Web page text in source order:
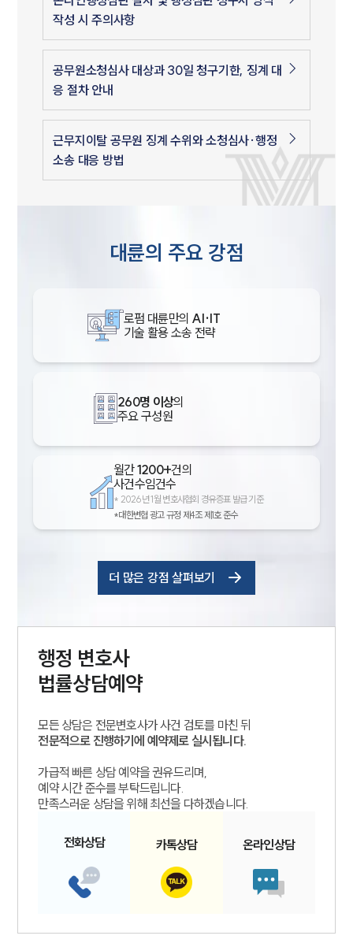
작성 시 주의사항
공무원소청심사 대상과 30일 청구기한, 징계 대
응 절차 안내
근무지이탈 공무원 징계 수위와 소청심사·행정
소송 대응 방법
대륜의 주요 강점
로펌 대륜만의 AI·IT
기술 활용 소송 전략
260명 이상의
주요 구성원
월간1200+건의
사건수임건수
* 2026년 1월 변호사협회 경유증표 발급 기준
*대한변협 광고 규정 제4조 제1호 준수
더 많은 강점 살펴보기
행정 변호사
법률상담예약
모든 상담은 전문변호사가 사건 검토를 마친 뒤
전문적으로 진행하기에 예약제로 실시됩니다.
가급적 빠른 상담 예약을 권유드리며,
예약 시간 준수를 부탁드립니다.
만족스러운 상담을 위해 최선을 다하겠습니다.
전화상담 카톡상담 온라인상담